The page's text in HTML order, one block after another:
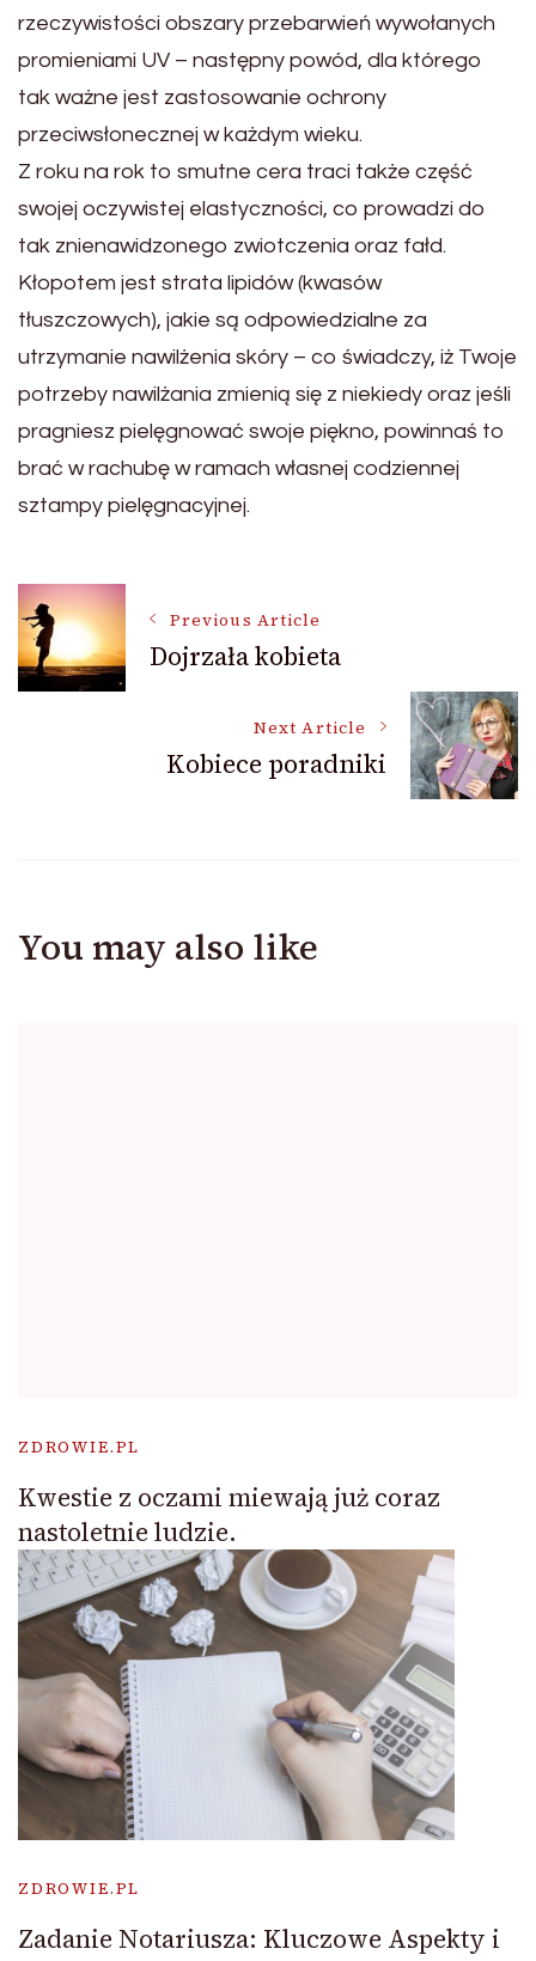
rzeczywistości obszary przebarwień wywołanych
promieniami UV – następny powód, dla którego
tak ważne jest zastosowanie ochrony
przeciwsłonecznej w każdym wieku.
Z roku na rok to smutne cera traci także część
swojej oczywistej elastyczności, co prowadzi do
tak znienawidzonego zwiotczenia oraz fałd.
Kłopotem jest strata lipidów (kwasów
tłuszczowych), jakie są odpowiedzialne za
utrzymanie nawilżenia skóry – co świadczy, iż Twoje
potrzeby nawilżania zmienią się z niekiedy oraz jeśli
pragniesz pielęgnować swoje piękno, powinnaś to
brać w rachubę w ramach własnej codziennej
sztampy pielęgnacyjnej.
Post
Navigation
Previous Article
Dojrzała kobieta
Next Article
Kobiece poradniki
You may also like
ZDROWIE.PL
Kwestie z oczami miewają już coraz
nastoletnie ludzie.
ZDROWIE.PL
Zadanie Notariusza: Kluczowe Aspekty i